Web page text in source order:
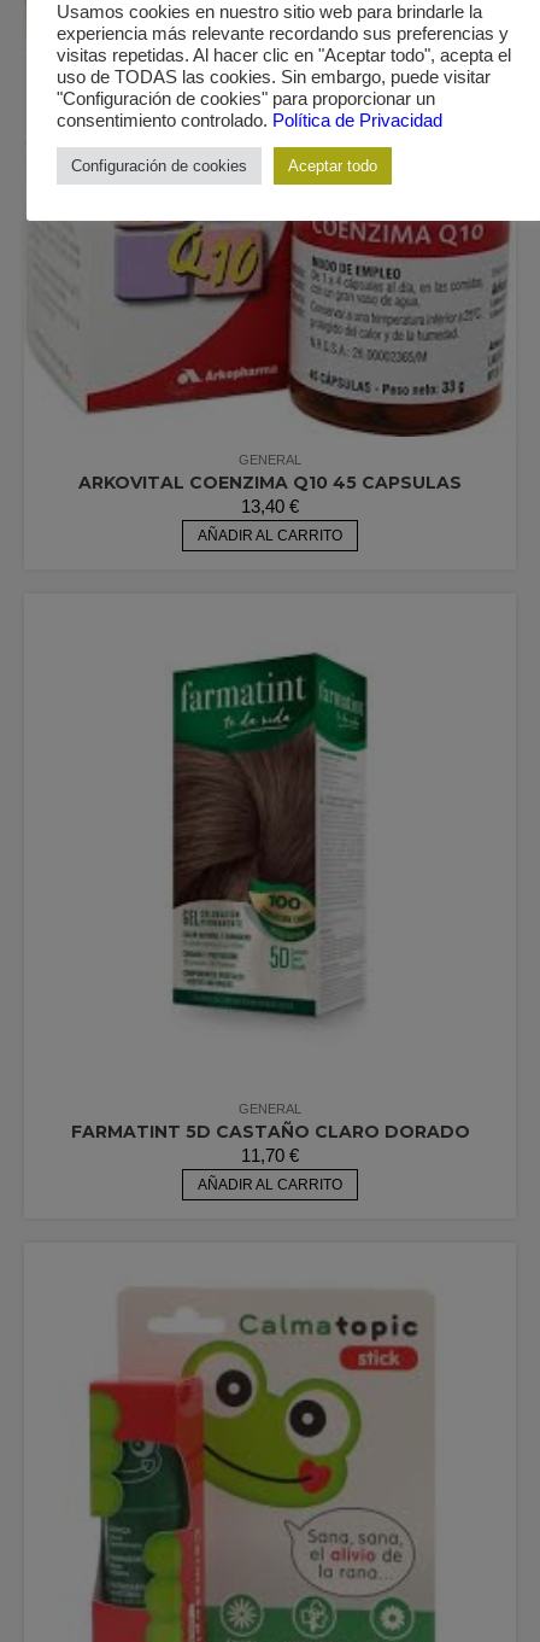
GENERAL
ARKOVITAL COENZIMA Q10 45 CAPSULAS
13,40 €
AÑADIR AL CARRITO
GENERAL
FARMATINT 5D CASTAÑO CLARO DORADO
11,70 €
AÑADIR AL CARRITO
Usamos cookies en nuestro sitio web para brindarle la
experiencia más relevante recordando sus preferencias y
visitas repetidas. Al hacer clic en "Aceptar todo", acepta el
uso de TODAS las cookies. Sin embargo, puede visitar
"Configuración de cookies" para proporcionar un
consentimiento controlado. Política de Privacidad
Configuración de cookies Aceptar todo